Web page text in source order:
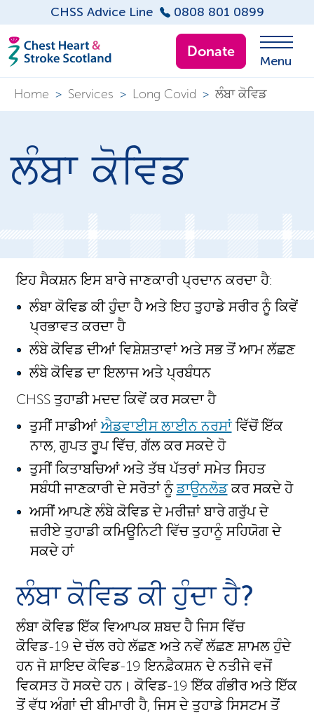
CHSS Advice Line 0808 801 0899
Donate
Menu
Home > Services > Long Covid > ਲੰਬਾ ਕੋਵਿਡ
ਲੰਬਾ ਕੋਵਿਡ
ਇਹ ਸੈਕਸ਼ਨ ਇਸ ਬਾਰੇ ਜਾਣਕਾਰੀ ਪ੍ਰਦਾਨ ਕਰਦਾ ਹੈ:
ਲੰਬਾ ਕੋਵਿਡ ਕੀ ਹੁੰਦਾ ਹੈ ਅਤੇ ਇਹ ਤੁਹਾਡੇ ਸਰੀਰ ਨੂੰ ਕਿਵੇਂ
ਪ੍ਰਭਾਵਤ ਕਰਦਾ ਹੈ
ਲੰਬੇ ਕੋਵਿਡ ਦੀਆਂ ਵਿਸ਼ੇਸ਼ਤਾਵਾਂ ਅਤੇ ਸਭ ਤੋਂ ਆਮ ਲੱਛਣ
ਲੰਬੇ ਕੋਵਿਡ ਦਾ ਇਲਾਜ ਅਤੇ ਪ੍ਰਬੰਧਨ
CHSS ਤੁਹਾਡੀ ਮਦਦ ਕਿਵੇਂ ਕਰ ਸਕਦਾ ਹੈ
ਤੁਸੀਂ ਸਾਡੀਆਂਐਡਵਾਈਸ ਲਾਈਨ ਨਰਸਾਂਵਿੱਚੋਂ ਇੱਕ
ਨਾਲ, ਗੁਪਤ ਰੂਪ ਵਿੱਚ, ਗੱਲ ਕਰ ਸਕਦੇ ਹੋ
ਤੁਸੀਂ ਕਿਤਾਬਚਿਆਂ ਅਤੇ ਤੱਥ ਪੱਤਰਾਂ ਸਮੇਤ ਸਿਹਤ
ਸਬੰਧੀ ਜਾਣਕਾਰੀ ਦੇ ਸਰੋਤਾਂ ਨੂੰਡਾਊਨਲੋਡਕਰ ਸਕਦੇ ਹੋ
ਅਸੀਂ ਆਪਣੇ ਲੰਬੇ ਕੋਵਿਡ ਦੇ ਮਰੀਜ਼ਾਂ ਬਾਰੇ ਗਰੁੱਪ ਦੇ
ਜ਼ਰੀਏ ਤੁਹਾਡੀ ਕਮਿਊਨਿਟੀ ਵਿੱਚ ਤੁਹਾਨੂੰ ਸਹਿਯੋਗ ਦੇ
ਸਕਦੇ ਹਾਂ
ਲੰਬਾ ਕੋਵਿਡ ਕੀ ਹੁੰਦਾ ਹੈ?
ਲੰਬਾ ਕੋਵਿਡ ਇੱਕ ਵਿਆਪਕ ਸ਼ਬਦ ਹੈ ਜਿਸ ਵਿੱਚ
ਕੋਵਿਡ-19 ਦੇ ਚੱਲ ਰਹੇ ਲੱਛਣ ਅਤੇ ਨਵੇਂ ਲੱਛਣ ਸ਼ਾਮਲ ਹੁੰਦੇ
ਹਨ ਜੋ ਸ਼ਾਇਦ ਕੋਵਿਡ-19 ਇਨਫ਼ੈਕਸ਼ਨ ਦੇ ਨਤੀਜੇ ਵਜੋਂ
ਵਿਕਸਤ ਹੋ ਸਕਦੇ ਹਨ। ਕੋਵਿਡ-19 ਇੱਕ ਗੰਭੀਰ ਅਤੇ ਇੱਕ
ਤੋਂ ਵੱਧ ਅੰਗਾਂ ਦੀ ਬੀਮਾਰੀ ਹੈ, ਜਿਸ ਦੇ ਤੁਹਾਡੇ ਸਿਸਟਮ ਤੋਂ